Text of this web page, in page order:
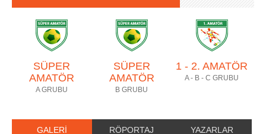
SÜPER
AMATÖR
A GRUBU
SÜPER
AMATÖR
B GRUBU
1 - 2. AMATÖR
A - B - C GRUBU
GALERİ RÖPORTAJ YAZARLAR